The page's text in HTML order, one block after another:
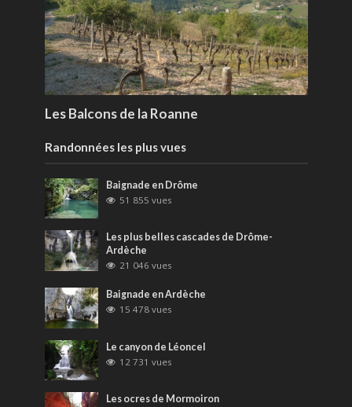
Les Balcons de la Roanne
Randonnées les plus vues
Baignade en Drôme
51 855 vues
Les plus belles cascades de Drôme-
Ardèche
21 046 vues
Baignade en Ardèche
15 478 vues
Le canyon de Léoncel
12 731 vues
Les ocres de Mormoiron